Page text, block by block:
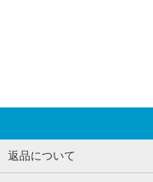
返品について